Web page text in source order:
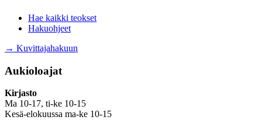
Hae kaikki teokset
Hakuohjeet
→ Kuvittajahakuun
Aukioloajat
Kirjasto
Ma 10-17, ti-ke 10-15
Kesä-elokuussa ma-ke 10-15